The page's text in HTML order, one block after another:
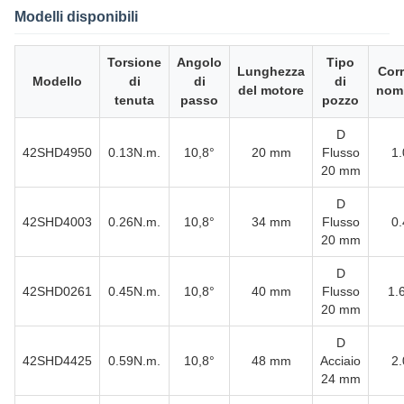
Modelli disponibili
Modello
Torsione
di
tenuta
Angolo
di
passo
Lunghezza
del motore
Tipo
di
pozzo
42SHD4950 0.13N.m. 10,8° 20 mm
D
Flusso
20 mm
42SHD4003 0.26N.m. 10,8° 34 mm
D
Flusso
20 mm
42SHD0261 0.45N.m. 10,8° 40 mm
D
Flusso
20 mm
42SHD4425 0.59N.m. 10,8° 48 mm
D
Acciaio
24 mm